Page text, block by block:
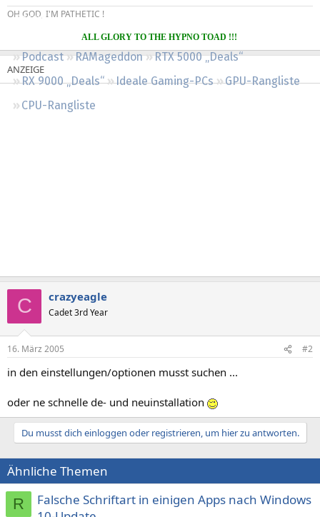
Regeln
Podcast RAMageddon
RTX 5000 „Deals“
RX 9000 „Deals“
Ideale Gaming-PCs
GPU-Rangliste
CPU-Rangliste
OH GOD, I'M PATHETIC !
ALL GLORY TO THE HYPNO TOAD !!!
C crazyeagle
Cadet 3rd Year
16. März 2005 #2
in den einstellungen/optionen musst suchen ...
oder ne schnelle de- und neuinstallation
Du musst dich einloggen oder registrieren, um hier zu antworten.
Ähnliche Themen
R
Falsche Schriftart in einigen Apps nach Windows